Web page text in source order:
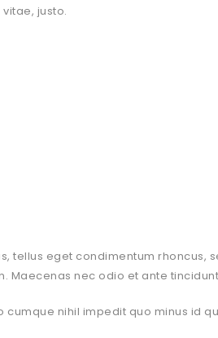
justo.
tellus eget condimentum rhoncus,
Maecenas nec odio et ante
nihil impedit quo minus id